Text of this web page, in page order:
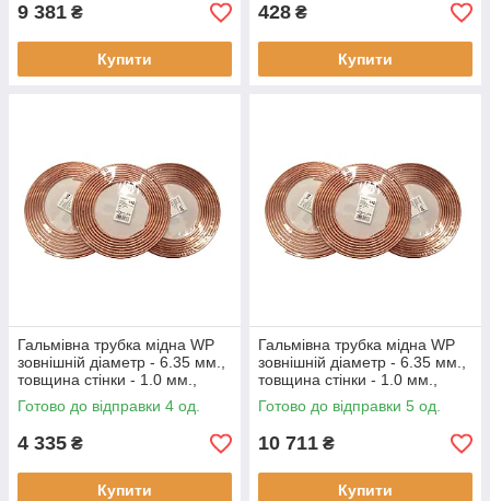
9 381 ₴
Купити
428 ₴
Купити
Гальмівна трубка мідна WP
зовнішній діаметр - 6.35 мм.,
товщина стінки - 1.0 мм.,
(ціна за бухту - 10 метрів)
Готово до відправки 4 од.
4 335 ₴
Купити
Гальмівна трубка мідна WP
зовнішній діаметр - 6.35 мм.,
товщина стінки - 1.0 мм.,
(ціна за бухту - 25 метрів)
Готово до відправки 5 од.
10 711 ₴
Купити